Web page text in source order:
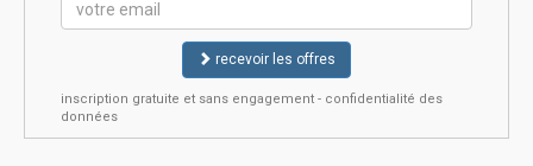
recevoir les offres
inscription gratuite et sans engagement - confidentialité des
données